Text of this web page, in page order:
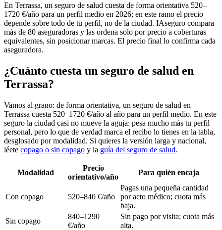
En Terrassa, un seguro de salud cuesta de forma orientativa 520–
1720 €/año para un perfil medio en 2026; en este ramo el precio
depende sobre todo de tu perfil, no de la ciudad. IAseguro compara
más de 80 aseguradoras y las ordena solo por precio a coberturas
equivalentes, sin posicionar marcas. El precio final lo confirma cada
aseguradora.
¿Cuánto cuesta un seguro de salud en
Terrassa?
Vamos al grano: de forma orientativa, un seguro de salud en
Terrassa cuesta 520–1720 €/año al año para un perfil medio. En este
seguro la ciudad casi no mueve la aguja: pesa mucho más tu perfil
personal, pero lo que de verdad marca el recibo lo tienes en la tabla,
desglosado por modalidad. Si quieres la versión larga y nacional,
léete copago o sin copago y la guía del seguro de salud.
Modalidad
Precio
orientativo/año
Para quién encaja
Con copago 520–840 €/año
Pagas una pequeña cantidad
por acto médico; cuota más
baja.
Sin copago
840–1290
€/año
Sin pago por visita; cuota más
alta.